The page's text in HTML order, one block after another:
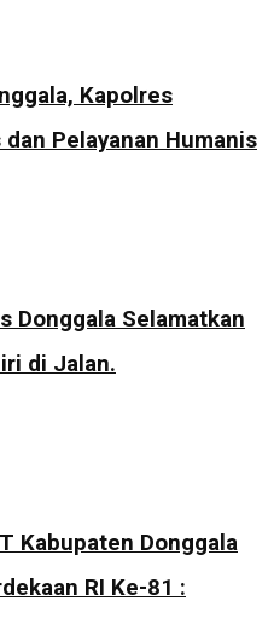
Kapolres
Pelayanan Humanis
Donggala Selamatkan
di Jalan.
Kabupaten Donggala
RI Ke-81 :